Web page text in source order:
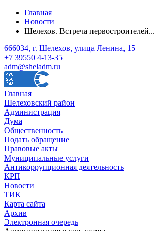
Главная
Новости
Шелехов. Встреча первостроителей...
666034, г. Шелехов, улица Ленина, 15
+7 39550 4-13-35
adm@sheladm.ru
Главная
Шелеховский район
Администрация
Дума
Общественность
Подать обращение
Правовые акты
Муниципальные услуги
Антикоррупционная деятельность
КРП
Новости
ТИК
Карта сайта
Архив
Электронная очередь